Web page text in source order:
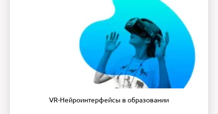
VR-Нейроинтерфейсы в образовании